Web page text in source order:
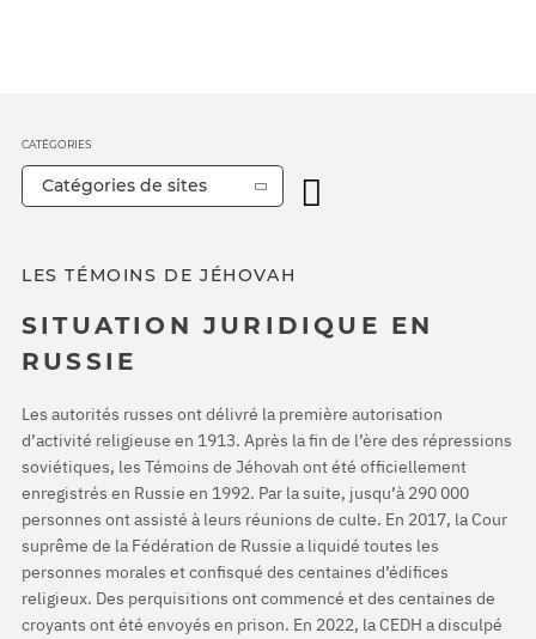
LES TÉMOINS DE JÉHOVAH
SITUATION JURIDIQUE EN
RUSSIE
Les autorités russes ont délivré la première autorisation
d’activité religieuse en 1913. Après la fin de l’ère des répressions
soviétiques, les Témoins de Jéhovah ont été officiellement
enregistrés en Russie en 1992. Par la suite, jusqu’à 290 000
personnes ont assisté à leurs réunions de culte. En 2017, la Cour
suprême de la Fédération de Russie a liquidé toutes les
personnes morales et confisqué des centaines d’édifices
religieux. Des perquisitions ont commencé et des centaines de
croyants ont été envoyés en prison. En 2022, la CEDH a disculpé
CATÉGORIES
Catégories de sites